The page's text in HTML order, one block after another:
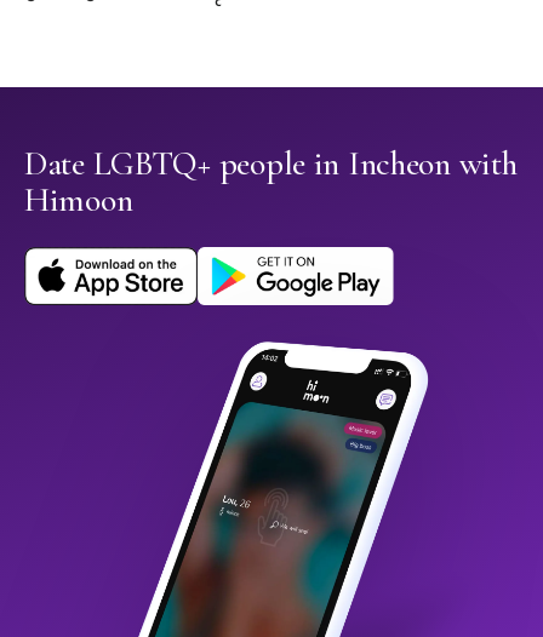
Date LGBTQ+ people in Incheon with
Himoon